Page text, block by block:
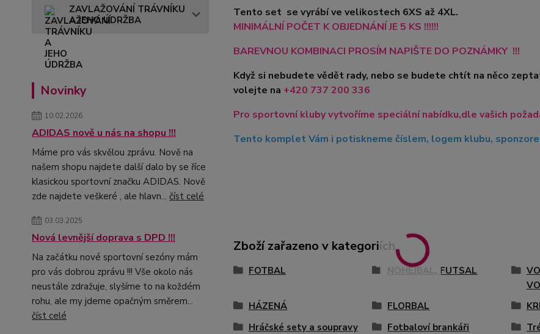
ZAVLAŽOVÁNÍ TRÁVNÍKU
A JEHO ÚDRŽBA
Novinky
10.02.2026
ADIDAS nově u nás na shopu !!!
Máme pro vás skvělou zprávu. Nově na
našem shopu najdete další dalo by se říce
klasickou sportovní značku ADIDAS. Nově
zde najdete veškeré , ale hlavn... číst celé
03.03.2025
Nová levnější doprava s DPD !!!
Na začátku nové sportovní sezóny mám
pro vás dobrou zprávu !!! Vše okolo nás
neustále zdražuje, slyšíme to na koždém
rohu, ale my jdeme opačným směrem...
číst celé
Tento set se vyrábí ve velikostech 6XS až 4XL.
MINIMÁLNÍ POČET K OBJEDNÁNÍ JE 5 KS !!!!!!
BAREVNOU KOMBINACI PROSÍM NAPIŠTE DO POZNÁMKY !!!
Když si nebudete vědět rady, nebo se budete chtít na něco
volejte na +420 737 200 336
Pro sportovní kluby vytvoříme speciální nabídku,dle vašich
Tento komplet Vám i potiskneme číslem, logem klubu,
Zboží zařazeno v kategoriích
FOTBAL NOHEJBAL, FUTSAL
HÁZENÁ FLORBAL
Hráčské sety a soupravy
Fotbaloví brankáři